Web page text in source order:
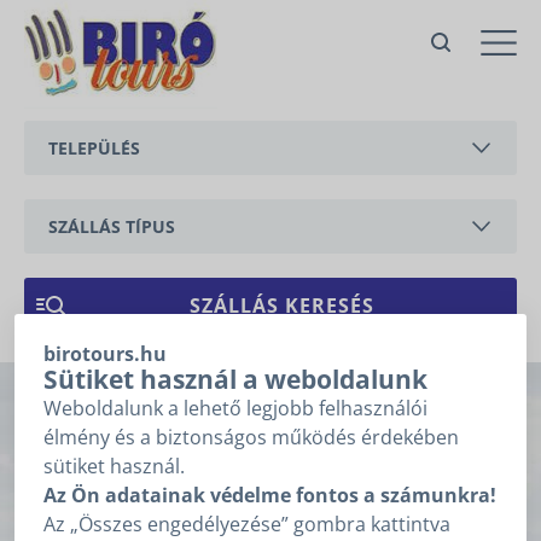
birotours.hu
Sütiket használ a weboldalunk
Weboldalunk a lehető legjobb felhasználói
élmény és a biztonságos működés érdekében
sütiket használ.
Az Ön adatainak védelme fontos a számunkra!
Az „Összes engedélyezése” gombra kattintva
TELEPÜLÉS
CSERSZEGTOMAJ
GYENESDIÁS
HÉVÍZ
KESZTHELY
VONYARCVASHEGY
SZÁLLÁS TÍPUS
APARTMAN
Nr. 52 Filemon
Nyaralóház 2
Nr. 52 Filemon Nyaralóház 2
hálószobával
Vonyarcvashegy,
Kápolna utca
Ajánlatkérés
1
Árajánlatkérésre
2 3
ÉRKEZÉS*
TÁVOZÁS*
Nem tudom az érkezésem, távozásom dátumát.